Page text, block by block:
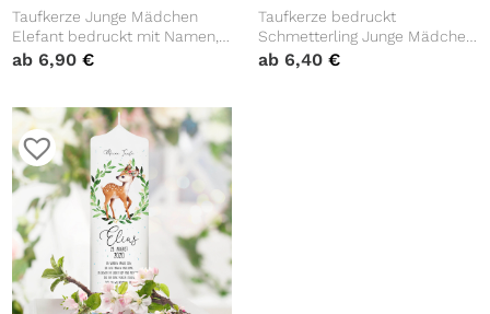
Taufkerze Junge Mädchen
Elefant bedruckt mit Namen,
Datum und auf Wunsch
ab 6,90€
Taufkerze bedruckt
Schmetterling Junge Mädchen
personalisiert mit Namen
ab 6,40 €